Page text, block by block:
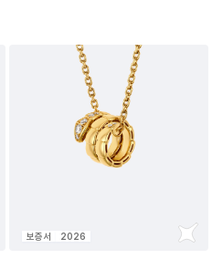
보증서 2026